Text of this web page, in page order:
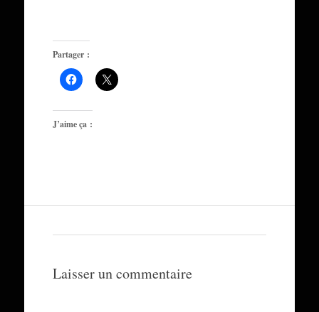
Partager :
J’aime ça :
Laisser un commentaire